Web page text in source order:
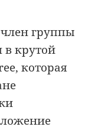
член группы
в крутой
которая